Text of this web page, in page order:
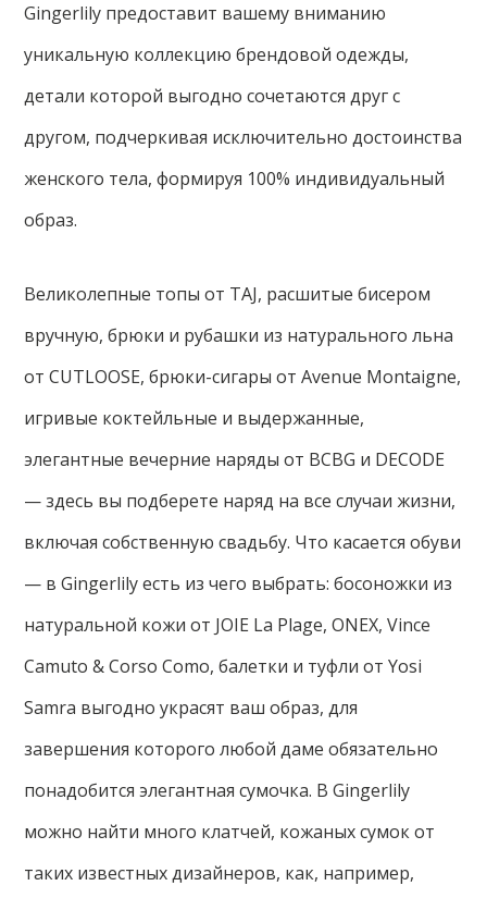
Gingerlily предоставит вашему вниманию
уникальную коллекцию брендовой одежды,
детали которой выгодно сочетаются друг с
другом, подчеркивая исключительно достоинства
женского тела, формируя 100% индивидуальный
образ.
Великолепные топы от TAJ, расшитые бисером
вручную, брюки и рубашки из натурального льна
от CUTLOOSE, брюки-сигары от Avenue Montaigne,
игривые коктейльные и выдержанные,
элегантные вечерние наряды от BCBG и DECODE
— здесь вы подберете наряд на все случаи жизни,
включая собственную свадьбу. Что касается обуви
— в Gingerlily есть из чего выбрать: босоножки из
натуральной кожи от JOIE La Plage, ONEX, Vince
Camuto & Corso Como, балетки и туфли от Yosi
Samra выгодно украсят ваш образ, для
завершения которого любой даме обязательно
понадобится элегантная сумочка. В Gingerlily
можно найти много клатчей, кожаных сумок от
таких известных дизайнеров, как, например,